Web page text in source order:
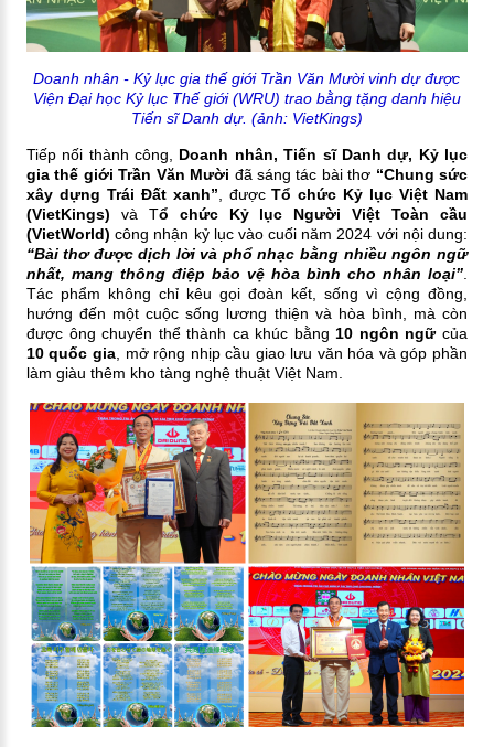
Doanh nhân - Kỷ lục gia thế giới Trần Văn Mười vinh dự được
Viện Đại học Kỷ lục Thế giới (WRU) trao bằng tặng danh hiệu
Tiến sĩ Danh dự. (ảnh: VietKings)
Tiếp nối thành công, Doanh nhân, Tiến sĩ Danh dự, Kỷ lục
gia thế giới Trần Văn Mười đã sáng tác bài thơ “Chung sức
xây dựng Trái Đất xanh” , đượcTổ chức Kỷ lục Việt Nam
(VietKings) và Tổ chức Kỷ lục Người Việt Toàn cầu
(VietWorld)công nhận kỷ lục vào cuối năm 2024 với nội dung:
“Bài thơ được dịch lời và phổ nhạc bằng nhiều ngôn ngữ
nhất, mang thông điệp bảo vệ hòa bình cho nhân loại”
Tác phẩm không chỉ kêu gọi đoàn kết, sống vì cộng đồng,
hướng đến một cuộc sống lương thiện và hòa bình, mà còn
được ông chuyển thể thành ca khúc bằng 10 ngôn ngữcủa
10 quốc gia , mở rộng nhịp cầu giao lưu văn hóa và góp phần
làm giàu thêm kho tàng nghệ thuật Việt Nam.